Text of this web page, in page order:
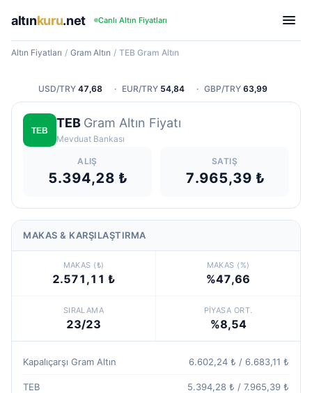
altınkuru.net Canlı Altın Fiyatları
Altın Fiyatları / Gram Altın / TEB Gram Altın
USD/TRY 47,68 · EUR/TRY 54,84 · GBP/TRY 63,99
TEB Gram Altın Fiyatı
Mevduat Bankası
ALIŞ
5.394,28 ₺
SATIŞ
7.965,39 ₺
MAKAS & KARŞILAŞTIRMA
MAKAS (₺)
2.571,11 ₺
MAKAS (%)
%47,66
SIRALAMA
23/23
PIYASA ORT.
%8,54
Kapalıçarşı Gram Altın 6.602,24 ₺ / 6.683,11 ₺
TEB 5.394,28 ₺ / 7.965,39 ₺